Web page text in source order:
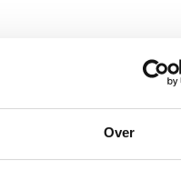
Over